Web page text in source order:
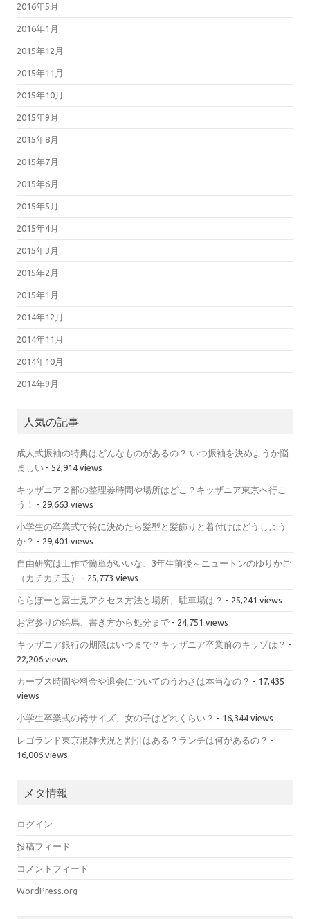
2016年5月
2016年1月
2015年12月
2015年11月
2015年10月
2015年9月
2015年8月
2015年7月
2015年6月
2015年5月
2015年4月
2015年3月
2015年2月
2015年1月
2014年12月
2014年11月
2014年10月
2014年9月
人気の記事
成人式振袖の特典はどんなものがあるの？ いつ振袖を決めようか悩
ましい - 52,914 views
キッザニア２部の整理券時間や場所はどこ？キッザニア東京へ行こ
う！
- 29,663 views
小学生の卒業式で袴に決めたら髪型と髪飾りと着付けはどうしよう
か？ - 29,401 views
自由研究は工作で簡単がいいな、3年生前後～ニュートンのゆりかご
（カチカチ玉）
- 25,773 views
ららぽーと富士見アクセス方法と場所、駐車場は？ - 25,241 views
お宮参りの絵馬、書き方から処分まで - 24,751 views
キッザニア銀行の期限はいつまで？キッザニア卒業前のキッゾは？ -
22,206 views
カーブス時間や料金や退会についてのうわさは本当なの？ - 17,435
views
小学生卒業式の袴サイズ、女の子はどれくらい？ - 16,344 views
レゴランド東京混雑状況と割引はある？ランチは何があるの？ -
16,006 views
メタ情報
ログイン
投稿フィード
コメントフィード
WordPress.org